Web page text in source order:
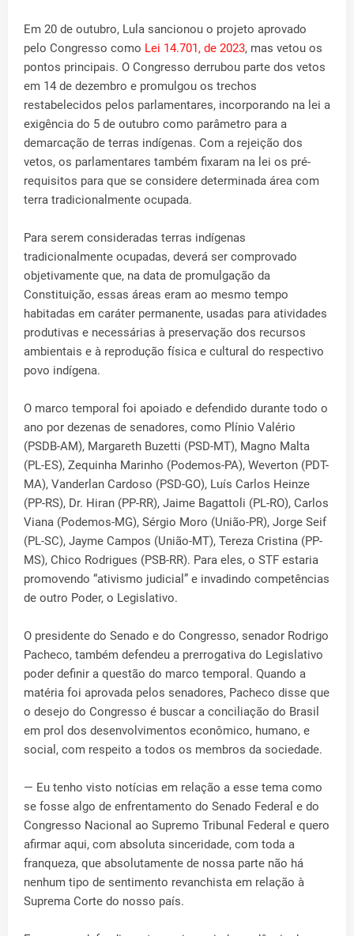
Em 20 de outubro, Lula sancionou o projeto aprovado
pelo Congresso como Lei 14.701, de 2023, mas vetou os
pontos principais. O Congresso derrubou parte dos vetos
em 14 de dezembro e promulgou os trechos
restabelecidos pelos parlamentares, incorporando na lei a
exigência do 5 de outubro como parâmetro para a
demarcação de terras indígenas. Com a rejeição dos
vetos, os parlamentares também fixaram na lei os pré-
requisitos para que se considere determinada área com
terra tradicionalmente ocupada.
Para serem consideradas terras indígenas
tradicionalmente ocupadas, deverá ser comprovado
objetivamente que, na data de promulgação da
Constituição, essas áreas eram ao mesmo tempo
habitadas em caráter permanente, usadas para atividades
produtivas e necessárias à preservação dos recursos
ambientais e à reprodução física e cultural do respectivo
povo indígena.
O marco temporal foi apoiado e defendido durante todo o
ano por dezenas de senadores, como Plínio Valério
(PSDB-AM), Margareth Buzetti (PSD-MT), Magno Malta
(PL-ES), Zequinha Marinho (Podemos-PA), Weverton (PDT-
MA), Vanderlan Cardoso (PSD-GO), Luís Carlos Heinze
(PP-RS), Dr. Hiran (PP-RR), Jaime Bagattoli (PL-RO), Carlos
Viana (Podemos-MG), Sérgio Moro (União-PR), Jorge Seif
(PL-SC), Jayme Campos (União-MT), Tereza Cristina (PP-
MS), Chico Rodrigues (PSB-RR). Para eles, o STF estaria
promovendo “ativismo judicial” e invadindo competências
de outro Poder, o Legislativo.
O presidente do Senado e do Congresso, senador Rodrigo
Pacheco, também defendeu a prerrogativa do Legislativo
poder definir a questão do marco temporal. Quando a
matéria foi aprovada pelos senadores, Pacheco disse que
o desejo do Congresso é buscar a conciliação do Brasil
em prol dos desenvolvimentos econômico, humano, e
social, com respeito a todos os membros da sociedade.
— Eu tenho visto notícias em relação a esse tema como
se fosse algo de enfrentamento do Senado Federal e do
Congresso Nacional ao Supremo Tribunal Federal e quero
afirmar aqui, com absoluta sinceridade, com toda a
franqueza, que absolutamente de nossa parte não há
nenhum tipo de sentimento revanchista em relação à
Suprema Corte do nosso país.